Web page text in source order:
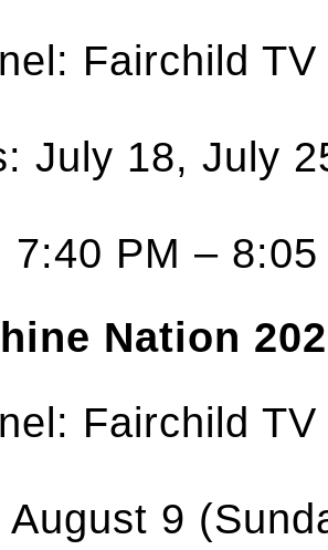
Fairchild TV
July 18, July
7:40 PM –
Nation
Fairchild TV
August 9